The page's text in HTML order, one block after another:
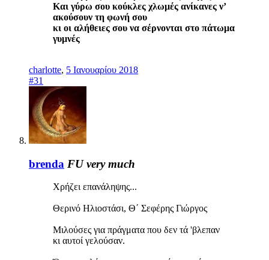
Και γύρω σου κούκλες χλωμές ανίκανες ν’
ακούσουν τη φωνή σου
κι οι αλήθειες σου να σέρνονται στο πάτωμα
γυμνές
charlotte, 5 Ιανουαρίου 2018
#31
brenda FU very much
Χρήζει επανάληψης...
Θερινό Ηλιοστάσι, Θ΄ Σεφέρης Γιώργος
Mιλούσες για πράγματα που δεν τά 'βλεπαν
κι αυτοί γελούσαν.